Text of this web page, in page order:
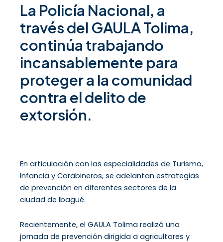
La Policía Nacional, a
través del GAULA Tolima,
continúa trabajando
incansablemente para
proteger a la comunidad
contra el delito de
extorsión.
En articulación con las especialidades de Turismo,
Infancia y Carabineros, se adelantan estrategias
de prevención en diferentes sectores de la
ciudad de Ibagué.
Recientemente, el GAULA Tolima realizó una
jornada de prevención dirigida a agricultores y